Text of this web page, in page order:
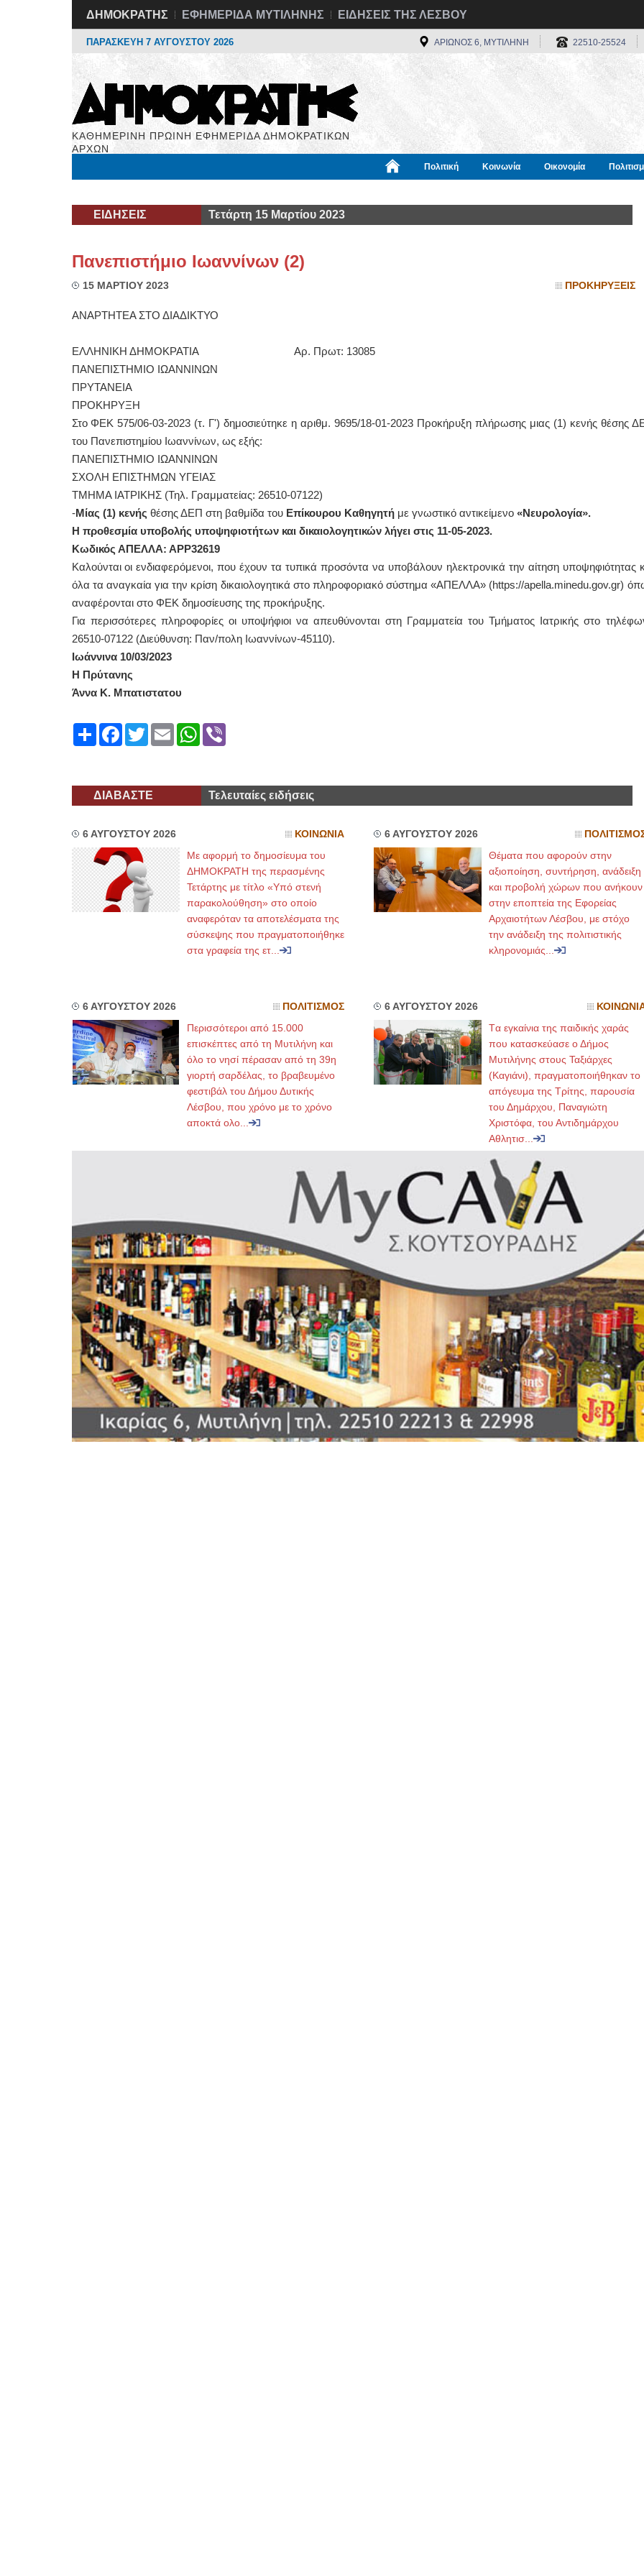
ΔΗΜΟΚΡΑΤΗΣ ΕΦΗΜΕΡΙΔΑ ΜΥΤΙΛΗΝΗΣ ΕΙΔΗΣΕΙΣ ΤΗΣ ΛΕΣΒΟΥ
ΠΑΡΑΣΚΕΥΗ 7 ΑΥΓΟΥΣΤΟΥ 2026 ΑΡΙΩΝΟΣ 6, ΜΥΤΙΛΗΝΗ 22510-25524
ΚΑΘΗΜΕΡΙΝΗ ΠΡΩΙΝΗ ΕΦΗΜΕΡΙΔΑ ΔΗΜΟΚΡΑΤΙΚΩΝ
ΑΡΧΩΝ
Πολιτική Κοινωνία Οικονομία
ΕΙΔΗΣΕΙΣ Τετάρτη 15 Μαρτίου 2023
Πανεπιστήμιο Ιωαννίνων (2)
15 ΜΑΡΤΙΟΥ 2023 ΠΡΟΚΗΡΥΞΕΙΣ
ΑΝΑΡΤΗΤΕΑ ΣΤΟ ΔΙΑΔΙΚΤΥΟ
ΕΛΛΗΝΙΚΗ ΔΗΜΟΚΡΑΤΙΑ Αρ. Πρωτ: 13085
ΠΑΝΕΠΙΣΤΗΜΙΟ ΙΩΑΝΝΙΝΩΝ
ΠΡΥΤΑΝΕΙΑ
ΠΡΟΚΗΡΥΞΗ
Στο ΦΕΚ 575/06-03-2023 (τ. Γ') δημοσιεύτηκε η αριθμ. 9695/18-01-2023 Προκήρυξη πλήρωσης μιας (1) κενής θέσης
του Πανεπιστημίου Ιωαννίνων, ως εξής:
ΠΑΝΕΠΙΣΤΗΜΙΟ ΙΩΑΝΝΙΝΩΝ
ΣΧΟΛΗ ΕΠΙΣΤΗΜΩΝ ΥΓΕΙΑΣ
ΤΜΗΜΑ ΙΑΤΡΙΚΗΣ (Τηλ. Γραμματείας: 26510-07122)
-Μίας (1) κενής θέσης ΔΕΠ στη βαθμίδα του Επίκουρου Καθηγητήμε γνωστικό αντικείμενο «Νευρολογία».
Η προθεσμία υποβολής υποψηφιοτήτων και δικαιολογητικών λήγει στις 11-05-2023.
Κωδικός ΑΠΕΛΛΑ: ΑΡΡ32619
Καλούνται οι ενδιαφερόμενοι, που έχουν τα τυπικά προσόντα να υποβάλουν ηλεκτρονικά την αίτηση υποψηφιότητας
όλα τα αναγκαία για την κρίση δικαιολογητικά στο πληροφοριακό σύστημα «ΑΠΕΛΛΑ» (https://apella.minedu.gov.gr)
αναφέρονται στο ΦΕΚ δημοσίευσης της προκήρυξης.
Για περισσότερες πληροφορίες οι υποψήφιοι να απευθύνονται στη Γραμματεία του Τμήματος Ιατρικής στο
26510-07122 (Διεύθυνση: Παν/πολη Ιωαννίνων-45110).
Ιωάννινα 10/03/2023
Η Πρύτανης
Άννα Κ. Μπατιστατου
ShareFacebook
TwitterEmailWhatsApp
Viber
ΔΙΑΒΑΣΤΕ Τελευταίες ειδήσεις
6 ΑΥΓΟΥΣΤΟΥ 2026 ΚΟΙΝΩΝΙΑ
Με αφορμή το δημοσίευμα του
ΔΗΜΟΚΡΑΤΗ της περασμένης
Τετάρτης με τίτλο «Υπό στενή
παρακολούθηση» στο οποίο
αναφερόταν τα αποτελέσματα της
σύσκεψης που πραγματοποιήθηκε
στα γραφεία της ετ...
6 ΑΥΓΟΥΣΤΟΥ 2026
Θέματα που αφορούν στην
αξιοποίηση, συντήρηση, ανάδειξη
και προβολή χώρων που ανήκουν
στην εποπτεία της Εφορείας
Αρχαιοτήτων Λέσβου, με στόχο
την ανάδειξη της πολιτιστικής
κληρονομιάς...
6 ΑΥΓΟΥΣΤΟΥ 2026 ΠΟΛΙΤΙΣΜΟΣ
Περισσότεροι από 15.000
επισκέπτες από τη Μυτιλήνη και
όλο το νησί πέρασαν από τη 39η
γιορτή σαρδέλας, το βραβευμένο
φεστιβάλ του Δήμου Δυτικής
Λέσβου, που χρόνο με το χρόνο
αποκτά ολο...
6 ΑΥΓΟΥΣΤΟΥ 2026
Tα εγκαίνια της παιδικής χαράς
που κατασκεύασε ο Δήμος
Μυτιλήνης στους Ταξιάρχες
(Καγιάνι), πραγματοποιήθηκαν το
απόγευμα της Τρίτης, παρουσία
του Δημάρχου, Παναγιώτη
Χριστόφα, του Αντιδημάρχου
Αθλητισ...
Χειρουργός Ωτορινολαρυγγολόγος
Στρατιωτικός Ιατρός
Διπλωματούχος Ευρ.Ακαδημίας
Πάρνηθας 95-97 Αχαρναί
2102467085 & 6938502258
email- elenboumpa@gmail.com